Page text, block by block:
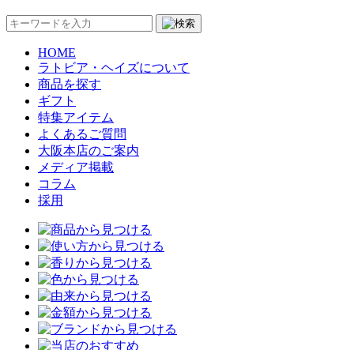
HOME
ラトビア・ヘイズについて
商品を探す
ギフト
特集アイテム
よくあるご質問
大阪本店のご案内
メディア掲載
コラム
採用